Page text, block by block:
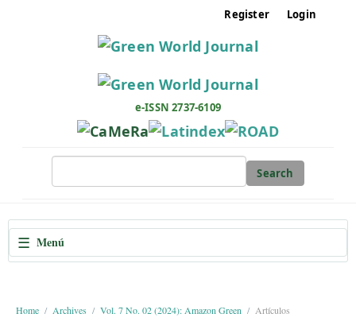
i
o
n
a
Register Login
e-ISSN 2737-6109
Search
☰ Menú
Home Archives Vol. 7 No. 02 (2024): Amazon Green Artículos